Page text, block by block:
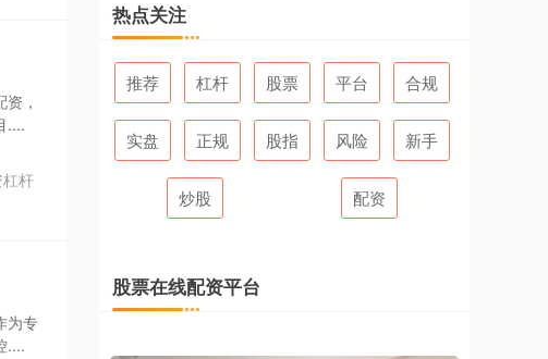
，
....
杆
为专
....
热点关注
推荐 杠杆 股票 平台 合规
实盘 正规 股指 风险 新手
炒股 配资
股票在线配资平台